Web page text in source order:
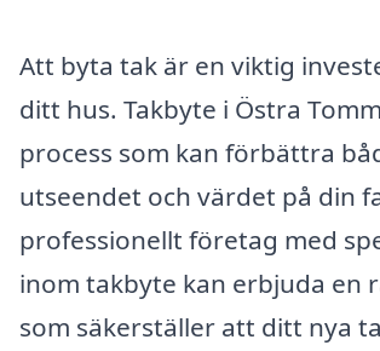
Att byta tak är en viktig
ditt hus. Takbyte i Östra
process som kan förbättra
utseendet och värdet på din
professionellt företag med
inom takbyte kan erbjuda en
som säkerställer att ditt nya